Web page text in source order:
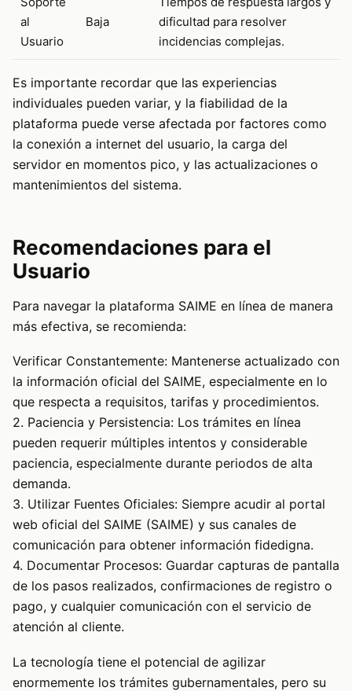
al
Usuario
Baja
dificultad para resolver
incidencias complejas.
Es importante recordar que las experiencias
individuales pueden variar, y la fiabilidad de la
plataforma puede verse afectada por factores como
la conexión a internet del usuario, la carga del
servidor en momentos pico, y las actualizaciones o
mantenimientos del sistema.
Recomendaciones para el
Usuario
Para navegar la plataforma SAIME en línea de manera
más efectiva, se recomienda:
Verificar Constantemente: Mantenerse actualizado con
la información oficial del SAIME, especialmente en lo
que respecta a requisitos, tarifas y procedimientos.
2. Paciencia y Persistencia: Los trámites en línea
pueden requerir múltiples intentos y considerable
paciencia, especialmente durante periodos de alta
demanda.
3. Utilizar Fuentes Oficiales: Siempre acudir al portal
web oficial del SAIME (SAIME) y sus canales de
comunicación para obtener información fidedigna.
4. Documentar Procesos: Guardar capturas de pantalla
de los pasos realizados, confirmaciones de registro o
pago, y cualquier comunicación con el servicio de
atención al cliente.
La tecnología tiene el potencial de agilizar
enormemente los trámites gubernamentales, pero su